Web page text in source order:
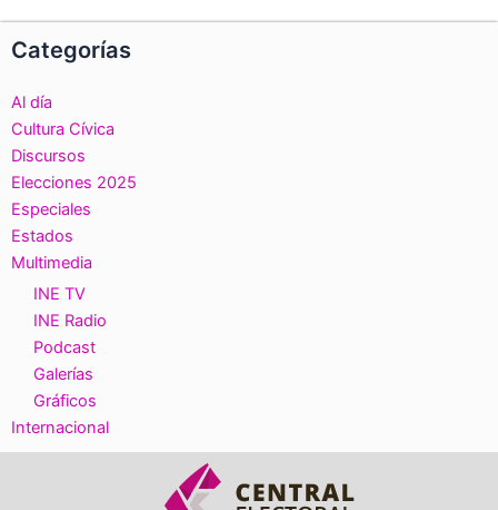
Categorías
Al día
Cultura Cívica
Discursos
Elecciones 2025
Especiales
Estados
Multimedia
INE TV
INE Radio
Podcast
Galerías
Gráficos
Internacional